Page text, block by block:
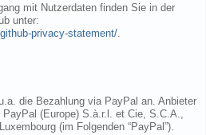
mit Nutzerdaten finden Sie in der
unter:
privacy-statement/
die Bezahlung via PayPal an. Anbieter
(Europe) S.à.r.l. et Cie, S.C.A.,
(im Folgenden “PayPal”).